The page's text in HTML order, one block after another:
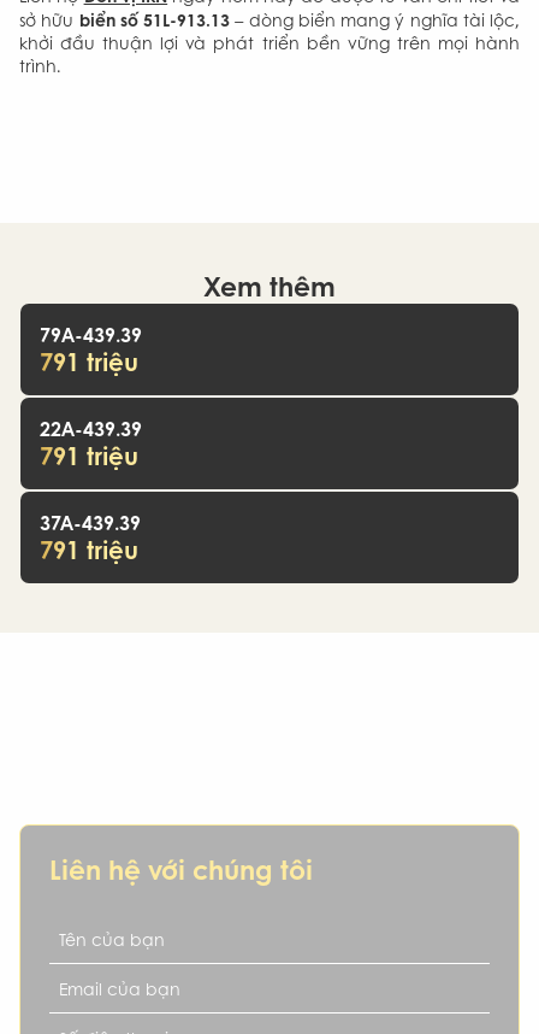
sở hữu biển số 51L-913.13 – dòng biển mang ý nghĩa tài lộc,
khởi đầu thuận lợi và phát triển bền vững trên mọi hành
trình.
Xem thêm
79A-439.39
791 triệu
22A-439.39
791 triệu
37A-439.39
791 triệu
Liên hệ với chúng tôi